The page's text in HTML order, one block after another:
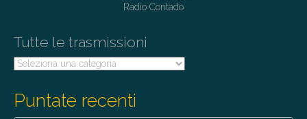
Radio Contado
Tutte le trasmissioni
Tutte
Puntate recenti